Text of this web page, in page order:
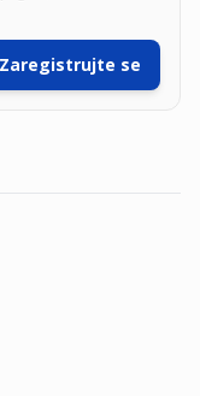
adresa
Zaregistrujte se